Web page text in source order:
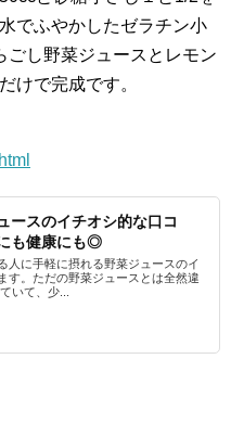
でふやかしたゼラチン小
ごし野菜ジュースとレモン
けで完成です。
ースのイチオシ的な口コ
も健康にも◎
人に手軽に摂れる野菜ジュースのイ
す。ただの野菜ジュースとは全然違
いて、少...